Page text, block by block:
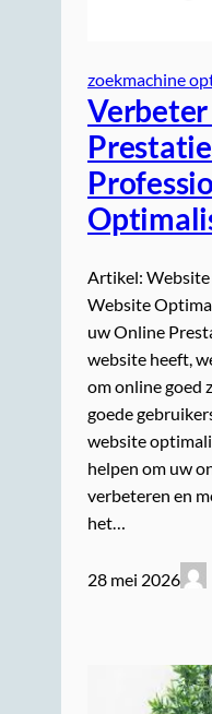
zoekmachine
Artikel:
Website
uw Online
website heeft,
om online goed
goede
website
helpen om uw
verbeteren en
het…
28 mei 2026